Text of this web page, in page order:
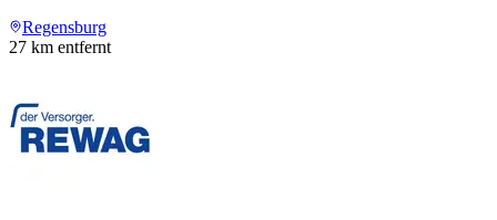
Regensburg
27 km entfernt